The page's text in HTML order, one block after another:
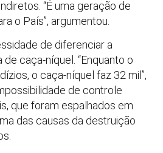
“É uma geração de
o País”, argumentou.
de diferenciar a
caça-níquel. “Enquanto o
o caça-níquel faz 32 mil”,
de controle
que foram espalhados em
das causas da destruição